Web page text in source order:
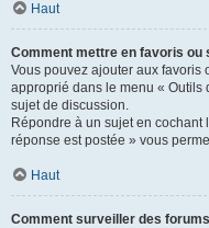
Haut
Comment mettre en favoris ou
Vous pouvez ajouter aux favoris
approprié dans le menu « Outils
sujet de discussion.
Répondre à un sujet en cochant
réponse est postée » vous
Haut
Comment surveiller des